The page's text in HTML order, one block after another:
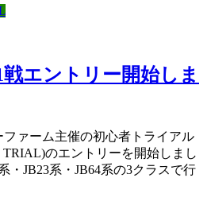
戦エントリー開始しま
ァーム主催の初心者トライアル
TRIAL)のエントリーを開始しまし
・JB23系・JB64系の3クラスで行